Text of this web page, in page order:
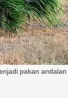
pakan andalan